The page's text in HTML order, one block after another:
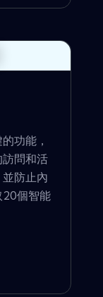
功能，
問和活
防止內
20個智能